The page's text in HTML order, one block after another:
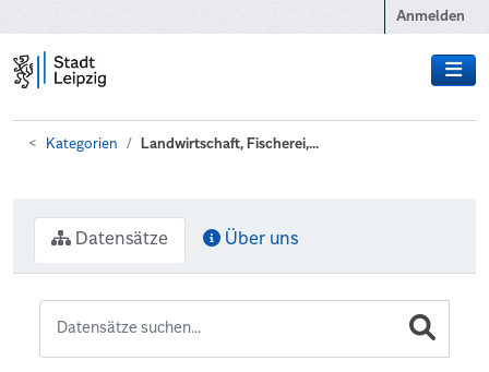
Anmelden
Kategorien Landwirtschaft, Fischerei,...
Datensätze Über uns